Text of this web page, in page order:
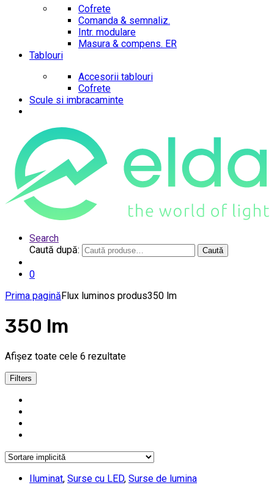
Cofrete
Comanda & semnaliz.
Intr. modulare
Masura & compens. ER
Tablouri
Accesorii tablouri
Cofrete
Scule si imbracaminte
Search
Caută după:
Caută
0
Prima paginăFlux luminos produs350 lm
350 lm
Afișez toate cele 6 rezultate
Filters
Iluminat, Surse cu LED, Surse de lumina